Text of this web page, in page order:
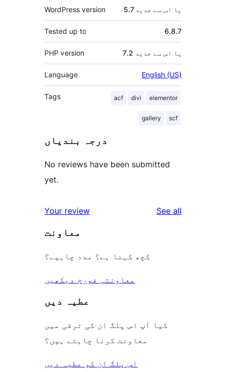
WordPress version 5.7 یا اس سے جدید
Tested up to 6.8.7
PHP version 7.2 یا اس سے جدید
Language English (US)
Tags acf divi elementor
gallery scf
درجہ بندیاں
No reviews have been submitted
yet.
Your review See all
معاونت
کچھ کہنا ہے؟ مدد چاہیے؟
معاونتی فورم دیکھیں
عطیہ دیں
کیا آپ اس پلگ ان کی ترقی میں
معاونت کرنا چاہتے ہیں؟
اس پلگ ان کو عطیہ دیں